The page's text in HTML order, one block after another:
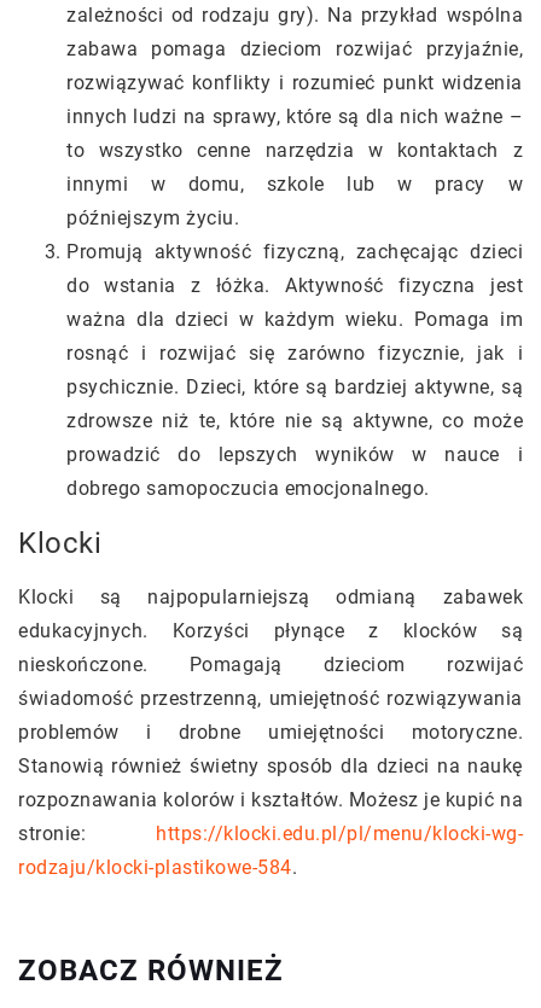
zależności od rodzaju gry). Na przykład wspólna
zabawa pomaga dzieciom rozwijać przyjaźnie,
rozwiązywać konflikty i rozumieć punkt widzenia
innych ludzi na sprawy, które są dla nich ważne –
to wszystko cenne narzędzia w kontaktach z
innymi w domu, szkole lub w pracy w
późniejszym życiu.
Promują aktywność fizyczną, zachęcając dzieci
do wstania z łóżka. Aktywność fizyczna jest
ważna dla dzieci w każdym wieku. Pomaga im
rosnąć i rozwijać się zarówno fizycznie, jak i
psychicznie. Dzieci, które są bardziej aktywne, są
zdrowsze niż te, które nie są aktywne, co może
prowadzić do lepszych wyników w nauce i
dobrego samopoczucia emocjonalnego.
Klocki
Klocki są najpopularniejszą odmianą zabawek
edukacyjnych. Korzyści płynące z klocków są
nieskończone. Pomagają dzieciom rozwijać
świadomość przestrzenną, umiejętność rozwiązywania
problemów i drobne umiejętności motoryczne.
Stanowią również świetny sposób dla dzieci na naukę
rozpoznawania kolorów i kształtów. Możesz je kupić na
stronie: https://klocki.edu.pl/pl/menu/klocki-wg-
rodzaju/klocki-plastikowe-584.
ZOBACZ RÓWNIEŻ